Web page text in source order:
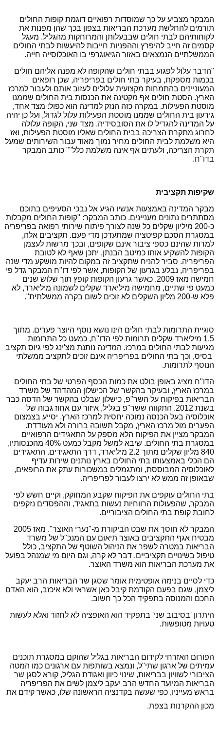
המבקר מצביע על כך שמוסדות רפואיים דוגמת קופות החולים
תורמים להחלשת מערכת הבריאות בצפון בכך שהן מפנות את
לקוחותיהם לבתי חולים שבבעלותן והמרוחקות מהגליל. מעגל
קסמים זה חייב להיפרץ וההפניות חייבות להיעשות לבתי החולים
הממשלתיים הנמצאים באזור הגיאוגרפי בו האוכלוסייה חייה.
"הדבר עלול לפגוע בבתי חולים שהקופה לא מפנה אליהם חולים
בכמות מספקת, בעיקר בתי חולים בפריפריה, שכן רופאים
המעוניינים בהתמחות מקצועית עלולים לעזוב אותם ולעבור למרכז
הארץ. הסטת חולים אף מקטינה את הכנסות בית החולים שממנו
מוסטת הפעילות. במקרה כזה הנזק למדינה הוא כפול: מצד אחד,
גירעון בית החולים שממנו מוסטת הפעילות עלול לגדול, ועל כן יהיה
על המדינה להגדיל לו את הסובסידיה. מצד שני, הקופה עלולה
לחרוג מתקרת הצריכה בבית החולים שאליו מוסטת הפעילות, ואז
היא משלמת לבית החולים מחיר נמוך מאוד עבור השירותים שמעל
תקרת הצריכה, ולעתים אף אינה משלמת כלל"" כותב המבקר
בדו"ח.
שקיפות תקציבית
מבקר המדינה באמצעות אנשיו הגיע אל נבכי הסעיפים בתוכם
מסתתרים נתונים מעניינים. כותב המבקר: "קופות החולים מקבלות
כ-200 מיליון שקלים כל שנה לצורך פיתוח שירותי רפואה בפריפריה
במסגרת הסכם קפיטציה שמתעדכן מדי פעם. תקציבים אלה,
למרות שהינם כספי ציבור אינם שקופים, ובכך מרשות לעצמן
הקופות להשקיע אותו כמיטב הבנתן, יתכן שאף לא לטובת
הפריפריה. סביר להניח שתקציב זה במקום להיות מושקע מדי שנה
בפריפריה, נבלע בגרעון של הקופות, אשר לפי דו"ח המבקר גדל פי
חמישה מאז 2009. כאשר גרעון הקופות קופץ תוך שלוש שנים
כמעט פי שתיים, מחמישה מיליארד שקלים לשמונה מיליארד, לא
פלא ש-200 מליון השקלים לא זוכים לשום בקרה ממשלתית".
סוגיית התרומות לבתי חולים הינו נושא נוסף היוצר פערים. מתוך
1.5 מיליארד שקלים תרומות לפי הדו"ח, כמעט כל התרומות
מגיעות לבתי החולים במרכז. המדינה נותנת מצ'ינג לפי גיוס תקציב
בסיס, וכך בתי החולים בפריפריה אינם זוכים לתקציב ממשלתי
הנוסף לתרומות.
הדו"ח מציג באופן בולט את כמות הכסף הפרטי של בתי החולים
במרכז הארץ, ובעיקר בהקשר של הכישלון המהדהד של משרד
הבריאות בפיקוח על השר"פ, כישלון שבלט בהקשר של הדסה כבר
בשנת 2012. התקווה ששר"פ בגליל, איזור עם אחוז גבוה של
אוכלוסיה בעל הכנסה נמוכה יחסית למרכז הארץ, יסייע בצמצום
הפערים מול מרכז הארץ, מקבל תשובה ברורה ולא מעודדת.
המבקר מציין את הפיקוח הלא מספק על התאגידים הרפואיים
במסגרת בתי החולים. שיבא למשל מקבל כמעט 40% מהכנסותיו,
840 מליון שקלים מתוך 2.2 מיליארד, דרך התאגידים. התאגידים
הם הכלי באמצעותו בתי החולים בארץ נותנים שירות עדיף
לאוכלוסיה המבוססת, ומתגמלים במשכורות עתק את הרופאים,
שבאופן זה ממש לא ירצו לעבור לפריפריה.
בתי החולים עוקפים את הפיקוח שקבע המחוקק, וקיים חשש לפי
המבקר, שהפעולות הרווחיות נעשות בתאגיד, וההפסדים נזקפים
לחובת קופת בתי החולים הציבוריים.
המבקר לא חוסך את שבט הביקורת מ-"נערי האוצר". מאז 2005
מבטיח אגף התקציבים באוצר תיאום עם המנכ"ל של משרד
הבריאות במטרה לשפר את הניהול השוטף של התקציב, כולל
טיפול בשינויים תקציביים. דבר לא קרה, וגם היום מי שמנהל בפועל
את מערכת הבריאות הוא משרד האוצר.
כדי לסיים בנימה אופטימית אומר שסגן שר הבריאות הרב יעקב
ליצמן, שגם בפעם הקודמת קיבל כאן אשראי ולא איכזב, הוא האדם
החכם והמנוסה בתפקיד הכל כך חשוב.
היתרון 'בסיבוב שני' בתפקיד הוא האופציה לא לחזור ואלא לעשות
טעויות מטופשות.
הפורום האזרחי לקידום הבריאות בגליל שהוקם במסגרת תוכנים
עמיתים של ארגון שתי"ל, ונמצא בשותפות עם ארגונים כמו המטה
הציבורי לשוויון בבריאות, שינוי כיוון ואגודת הגליל, קורא לסגן שר
הבריאות המיועד החדש הרב יעקב ליצמן לשים את הפריפריה
בראש מעייניו, כפי שעשה בקדנציה הראשונה שלו, כאשר קידם את
מכון ההקרנות בצפת.